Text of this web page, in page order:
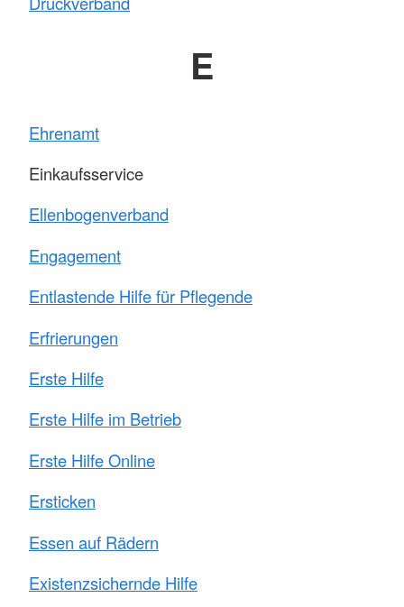
E
Ehrenamt
Einkaufsservice
Ellenbogenverband
Engagement
Entlastende Hilfe für Pflegende
Erfrierungen
Erste Hilfe
Erste Hilfe im Betrieb
Erste Hilfe Online
Ersticken
Essen auf Rädern
Existenzsichernde Hilfe